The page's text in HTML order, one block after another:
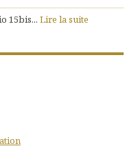
15bis... Lire la suite